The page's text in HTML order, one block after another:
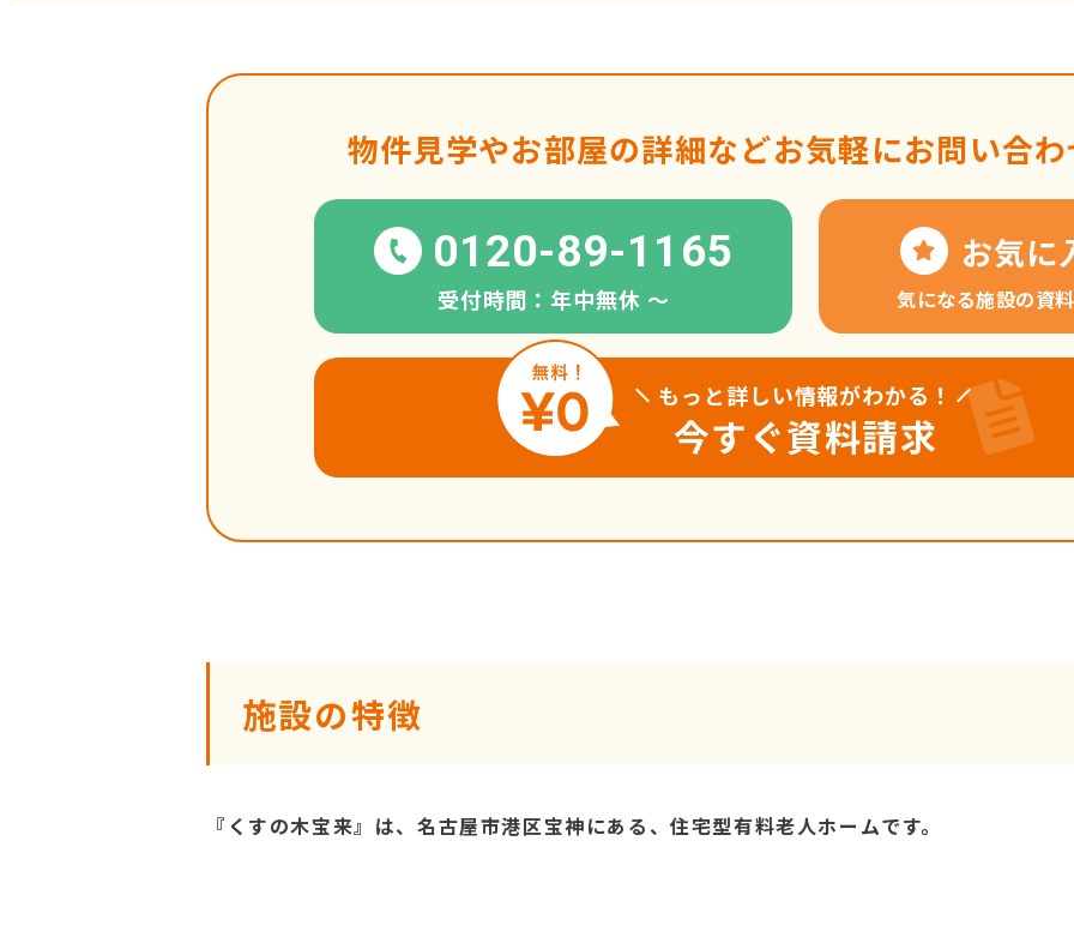
物件見学やお部屋の詳細などお気軽にお問い合
0120-89-1165
受付時間：年中無休 〜
お気に
気になる施設の資
もっと詳しい情報がわかる！
今すぐ資料請求
施設の特徴
『くすの木宝来』は、名古屋市港区宝神にある、住宅型有料老人ホームです。